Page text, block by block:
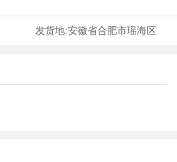
发货地:安徽省合肥市瑶海区